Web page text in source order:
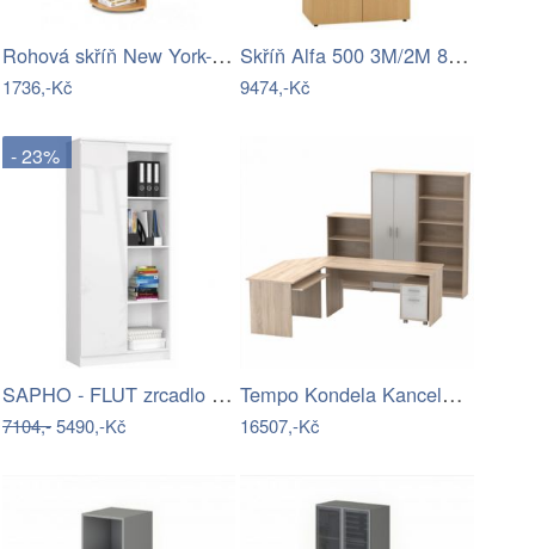
Rohová skříň New York-office H001-LZ
1736,-Kč
Skříň Alfa 500 3M/2M 80 FT dveře LTD/FT…
9474,-Kč
- 23%
SAPHO - FLUT zrcadlo s LED podsvícením…
7104,-5490,-Kč
Tempo Kondela Kancelářská sestava JOHAN…
16507,-Kč